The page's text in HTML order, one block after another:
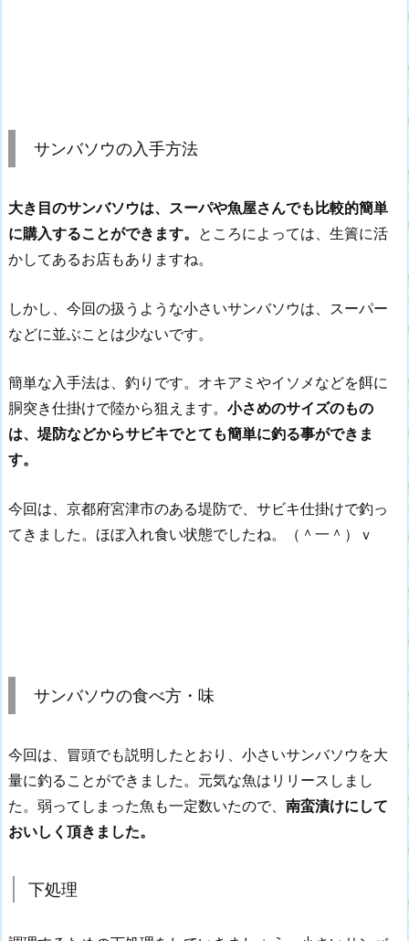
サンバソウの入手方法
大き目のサンバソウは、スーパや魚屋さんでも比較的簡単
に購入することができます。 ところによっては、生簀に活
かしてあるお店もありますね。
しかし、今回の扱うような小さいサンバソウは、スーパー
などに並ぶことは少ないです。
簡単な入手法は、釣りです。オキアミやイソメなどを餌に
胴突き仕掛けで陸から狙えます。 小さめのサイズのもの
は、堤防などからサビキでとても簡単に釣る事ができま
す。
今回は、京都府宮津市のある堤防で、サビキ仕掛けで釣っ
てきました。ほぼ入れ食い状態でしたね。（＾一＾）ｖ
サンバソウの食べ方・味
今回は、冒頭でも説明したとおり、小さいサンバソウを大
量に釣ることができました。元気な魚はリリースしまし
た。弱ってしまった魚も一定数いたので、 南蛮漬けにして
おいしく頂きました。
下処理